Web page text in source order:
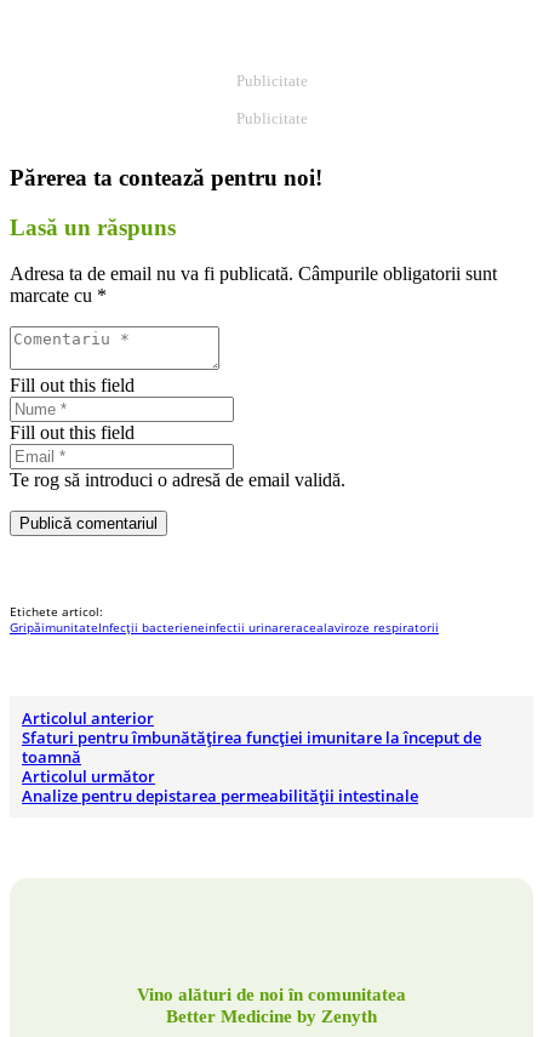
Publicitate
Publicitate
Părerea ta contează pentru noi!
Lasă un răspuns
Adresa ta de email nu va fi publicată. Câmpurile obligatorii sunt
marcate cu *
Fill out this field
Fill out this field
Te rog să introduci o adresă de email validă.
Publică comentariul
Etichete articol:
GripăimunitateInfecții bacterieneinfectii urinareracealaviroze respiratorii
Articolul anterior
Sfaturi pentru îmbunătățirea funcției imunitare la început de
toamnă
Articolul următor
Analize pentru depistarea permeabilității intestinale
Vino alături de noi în comunitatea
Better Medicine by Zenyth